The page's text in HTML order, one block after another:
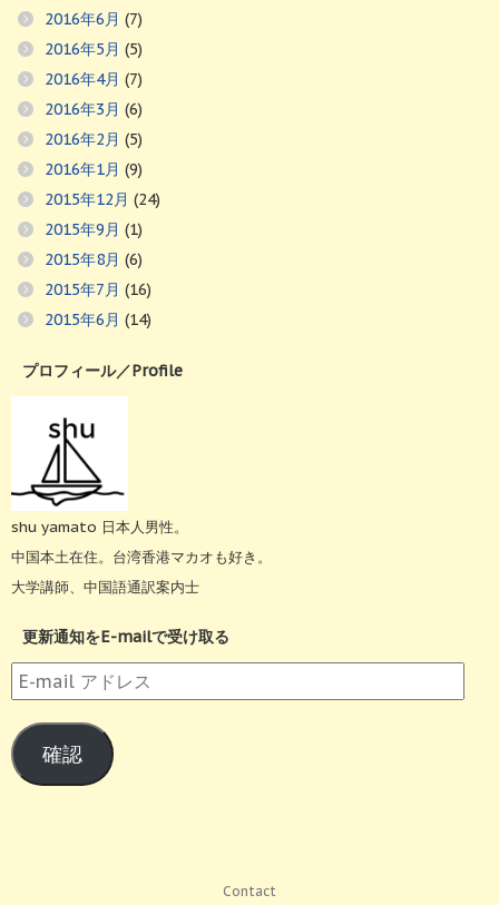
2016年6月 (7)
2016年5月 (5)
2016年4月 (7)
2016年3月 (6)
2016年2月 (5)
2016年1月 (9)
2015年12月 (24)
2015年9月 (1)
2015年8月 (6)
2015年7月 (16)
2015年6月 (14)
プロフィール／Profile
shu yamato 日本人男性。
中国本土在住。台湾香港マカオも好き。
大学講師、中国語通訳案内士
更新通知をE-mailで受け取る
E-
mail
ア
ド
レ
確認
Contact